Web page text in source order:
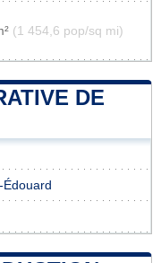
(1 454,6 pop/sq mi)
DE
Édouard